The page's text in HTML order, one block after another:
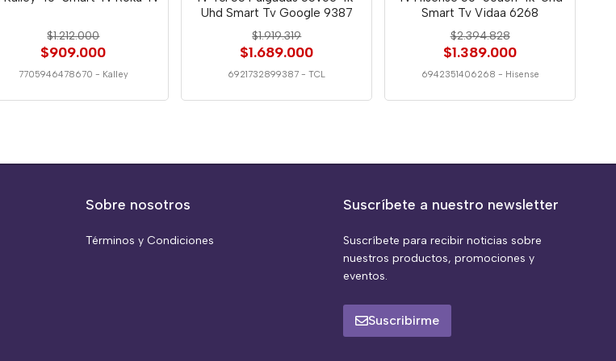
$1.212.000
$909.000
7705946478670 - Kalley
Uhd Smart Tv Google 9387
$1.919.319
$1.689.000
6921732899387 -TCL
Smart Tv Vidaa 6268
$2.394.828
$1.389.000
6942351406268 - Hisense
Sobre nosotros
Términos y Condiciones
Suscríbete a nuestro newsletter
Suscríbete para recibir noticias sobre
nuestros productos, promociones y
eventos.
Suscribirme